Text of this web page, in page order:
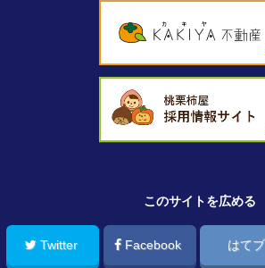
このサイトを広める
Twitter Facebook はてブ